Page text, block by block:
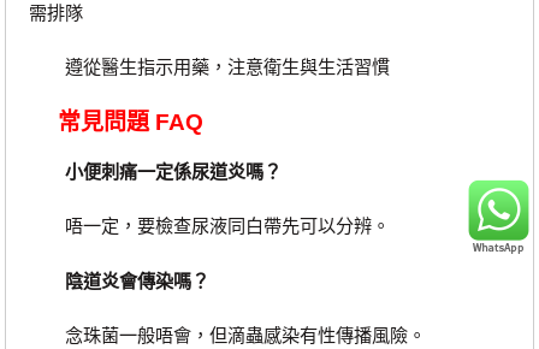
需排隊
遵從醫生指示用藥，注意衛生與生活習慣
常見問題 FAQ
小便刺痛一定係尿道炎嗎？
唔一定，要檢查尿液同白帶先可以分辨。
陰道炎會傳染嗎？
念珠菌一般唔會，但滴蟲感染有性傳播風險。